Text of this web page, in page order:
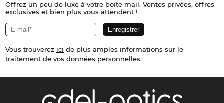
Offrez un peu de luxe à votre boîte mail. Ventes privées, offres
exclusives et bien plus vous attendent !
Vous trouverez ici de plus amples informations sur le
traitement de vos données personnelles.